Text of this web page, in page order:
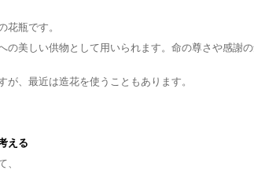
花瓶です。
の美しい供物として用いられます。命の尊さや感謝
、最近は造花を使うこともあります。
える
、